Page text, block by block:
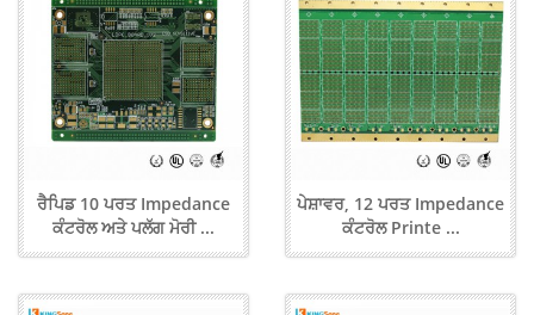
ਰੈਪਿਡ 10 ਪਰਤ Impedance
ਕੰਟਰੋਲ ਅਤੇ ਪਲੱਗ ਮੋਰੀ ...
ਪੇਸ਼ਾਵਰ, 12 ਪਰਤ Impedance
ਕੰਟਰੋਲ Printe ...